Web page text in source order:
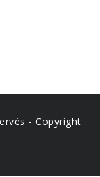
- Copyright